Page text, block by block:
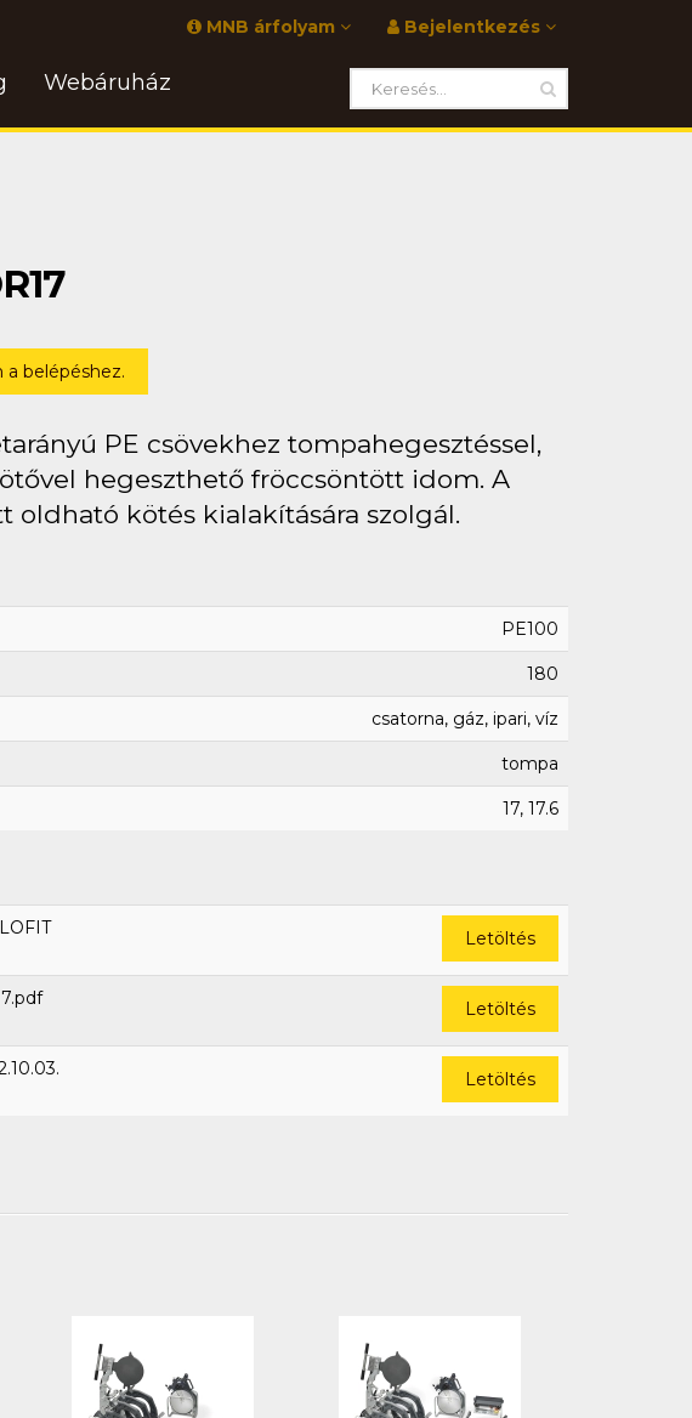
Bejelentkezés
MNB árfolyam
Webáruház
belépéshez.
PE csövekhez tompahegesztéssel,
hegeszthető fröccsöntött idom. A
kötés kialakítására szolgál.
PE100
180
csatorna, gáz, ipari, víz
tompa
17, 17.6
Letöltés
Letöltés
Letöltés